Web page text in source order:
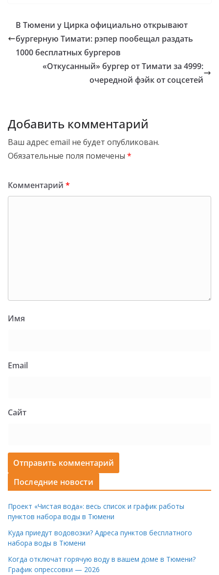
В Тюмени у Цирка официально открывают
бургерную Тимати: рэпер пообещал раздать
1000 бесплатных бургеров
«Откусанный» бургер от Тимати за 4999:
очередной фэйк от соцсетей
Добавить комментарий
Ваш адрес email не будет опубликован.
Обязательные поля помечены *
Комментарий *
Имя
Email
Сайт
Последние новости
Проект «Чистая вода»: весь список и график работы
пунктов набора воды в Тюмени
Куда приедут водовозки? Адреса пунктов бесплатного
набора воды в Тюмени
Когда отключат горячую воду в вашем доме в Тюмени?
График опрессовки — 2026